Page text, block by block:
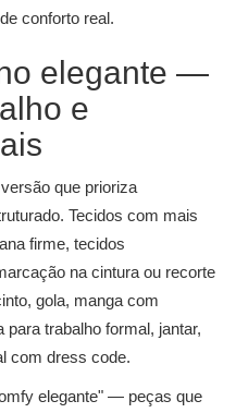
conforto real.
elegante —
e
que prioriza
Tecidos com mais
firme, tecidos
na cintura ou recorte
gola, manga com
trabalho formal, jantar,
com dress code.
elegante" — peças que